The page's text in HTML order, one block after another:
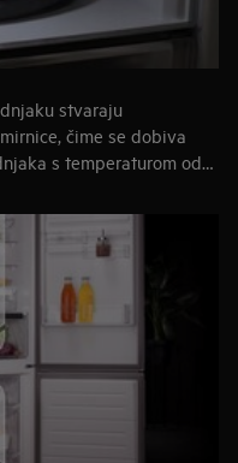
stvaraju
čime se dobiva
s temperaturom od